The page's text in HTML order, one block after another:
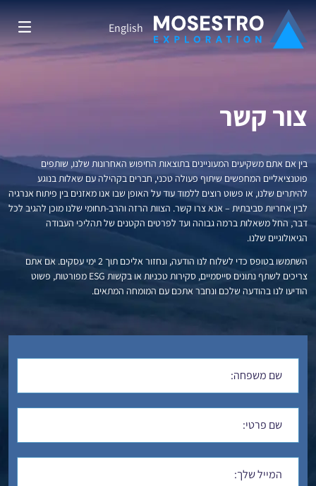
שפרה מערב
מפות סטרוקטורליות
English
צור קשר
בין אם אתם משקיעים המעוניינים בתוצאות החיפוש האחרונות שלנו, שותפים
פוטנציאליים המחפשים שיתוף פעולה טכני, חברים בקהילה עם שאלות בנוגע
להיתרים שלנו, או פשוט רוצים ללמוד עוד על האופן שבו אנו מאזנים בין פיתוח אנרגיה
לבין אחריות סביבתית – אנא צרו קשר. הצוות הרזה והרב-תחומי שלנו מוכן להגיב לכל
דבר, החל משאלות ברמה גבוהה ועד לפרטים הקטנים של תהליכי העבודה
הגיאולוגיים שלנו.
השתמשו בטופס כדי לשלוח לנו הודעה, ונחזור אליכם תוך 2 ימי עסקים. אם אתם
צריכים לשתף נתונים סייסמיים, סקירות טכניות או בקשות ESG מפורטות, פשוט
הודיעו לנו בהודעה שלכם ונחבר אתכם עם המומחה המתאים.